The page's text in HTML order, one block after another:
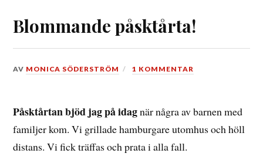
Blommande påsktårta!
DEN
2020
AV MONICA SÖDERSTRÖM 1 KOMMENTAR
Påsktårtan bjöd jag på idagnär några av barnen med
familjer kom. Vi grillade hamburgare utomhus och höll
distans. Vi fick träffas och prata i alla fall.